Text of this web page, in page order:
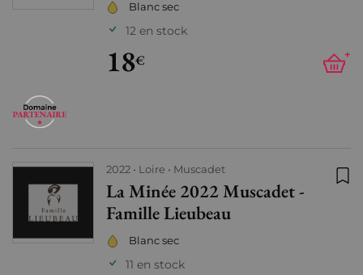
Blanc sec
12 en stock
18€ +
2022 Loire Muscadet
La Minée 2022 Muscadet -
Famille Lieubeau
Blanc sec
11 en stock